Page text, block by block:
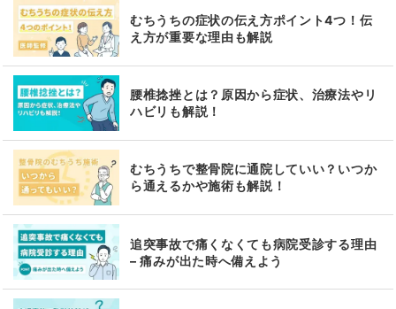
むちうちの症状の伝え方ポイント4つ！伝
え方が重要な理由も解説
腰椎捻挫とは？原因から症状、治療法やリ
ハビリも解説！
むちうちで整骨院に通院していい？いつか
ら通えるかや施術も解説！
追突事故で痛くなくても病院受診する理由
– 痛みが出た時へ備えよう